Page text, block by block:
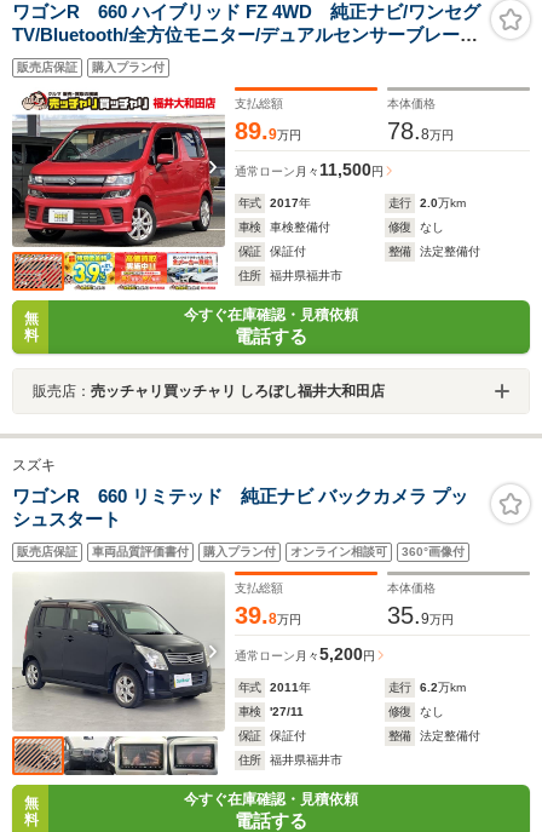
ワゴンR 660 ハイブリッド FZ 4WD 純正ナビ/ワンセグ
TV/Bluetooth/全方位モニター/デュアルセンサーブレーキ
サポート/シートヒーター/LEDヘッドライト/スマートキ
ー/プッシュスタート
販売店保証 購入プラン付
支払総額
89.9万円
本体価格
78.8万円
通常ローン 月々11,500円
年式 2017年 走行 2.0万km
車検
車検整備付 修復
なし
保証
保証付 整備
法定整備付
住所
福井県福井市
無
料
今すぐ在庫確認・見積依頼
電話する
販売店： 売ッチャリ買ッチャリ しろぼし福井大和田店
スズキ
ワゴンR 660 リミテッド 純正ナビ バックカメラ プッ
シュスタート
販売店保証 車両品質評価書付 購入プラン付 オンライン相談可 360°画像付
支払総額
39.8万円
本体価格
35.9万円
通常ローン 月々5,200円
年式 2011年 走行 6.2万km
車検
'27/11 修復
なし
保証
保証付 整備
法定整備付
住所
福井県福井市
無
料
今すぐ在庫確認・見積依頼
電話する